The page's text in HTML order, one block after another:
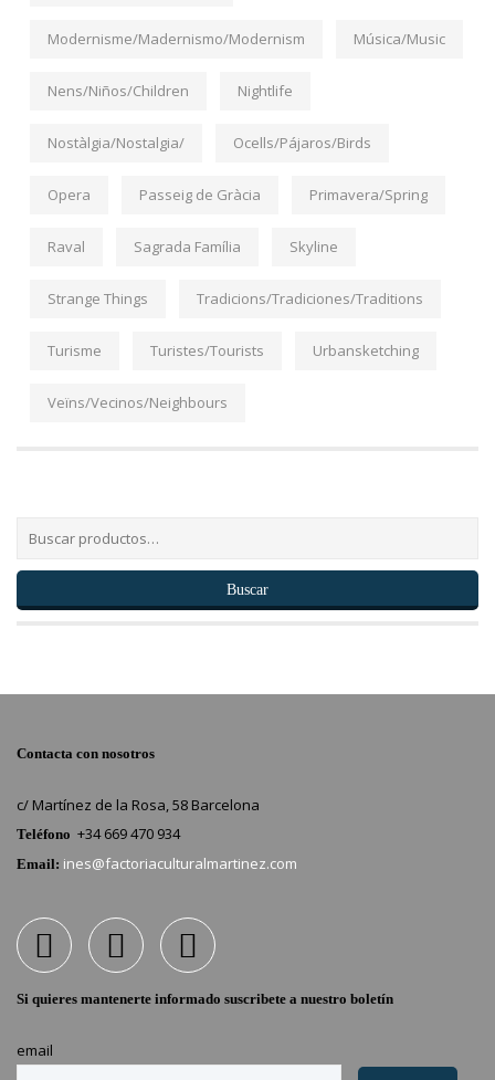
Modernisme/Madernismo/Modernism Música/Music
Nens/Niños/Children Nightlife
Nostàlgia/Nostalgia/ Ocells/Pájaros/Birds
Opera Passeig de Gràcia Primavera/Spring
Raval Sagrada Família Skyline
Strange Things Tradicions/Tradiciones/Traditions
Turisme Turistes/Tourists Urbansketching
Veïns/Vecinos/Neighbours
Buscar
Contacta con nosotros
c/ Martínez de la Rosa, 58 Barcelona
Teléfono +34 669 470 934
Email: ines@factoriaculturalmartinez.com
Si quieres mantenerte informado suscribete a nuestro boletín
email